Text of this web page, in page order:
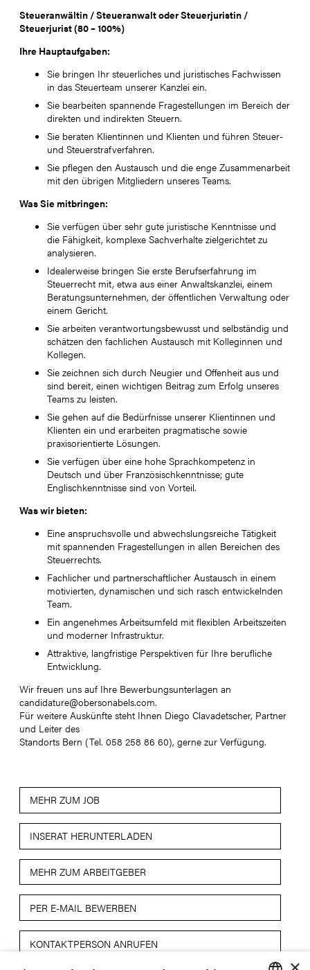
MEHR ZUM JOB
INSERAT HERUNTERLADEN
MEHR ZUM ARBEITGEBER
PER E-MAIL BEWERBEN
KONTAKTPERSON ANRUFEN
Steueranwältin / Steueranwalt oder Steuerjuristin /
Steuerjurist (80 – 100%)
Ihre Hauptaufgaben:
Sie bringen Ihr steuerliches und juristisches Fachwissen
in das Steuerteam unserer Kanzlei ein.
Sie bearbeiten spannende Fragestellungen im Bereich der
direkten und indirekten Steuern.
Sie beraten Klientinnen und Klienten und führen Steuer-
und Steuerstrafverfahren.
Sie pflegen den Austausch und die enge Zusammenarbeit
mit den übrigen Mitgliedern unseres Teams.
Was Sie mitbringen:
Sie verfügen über sehr gute juristische Kenntnisse und
die Fähigkeit, komplexe Sachverhalte zielgerichtet zu
analysieren.
Idealerweise bringen Sie erste Berufserfahrung im
Steuerrecht mit, etwa aus einer Anwaltskanzlei, einem
Beratungsunternehmen, der öffentlichen Verwaltung oder
einem Gericht.
Sie arbeiten verantwortungsbewusst und selbständig und
schätzen den fachlichen Austausch mit Kolleginnen und
Kollegen.
Sie zeichnen sich durch Neugier und Offenheit aus und
sind bereit, einen wichtigen Beitrag zum Erfolg unseres
Teams zu leisten.
Sie gehen auf die Bedürfnisse unserer Klientinnen und
Klienten ein und erarbeiten pragmatische sowie
praxisorientierte Lösungen.
Sie verfügen über eine hohe Sprachkompetenz in
Deutsch und über Französischkenntnisse; gute
Englischkenntnisse sind von Vorteil.
Was wir bieten:
Eine anspruchsvolle und abwechslungsreiche Tätigkeit
mit spannenden Fragestellungen in allen Bereichen des
Steuerrechts.
Fachlicher und partnerschaftlicher Austausch in einem
motivierten, dynamischen und sich rasch entwickelnden
Team.
Ein angenehmes Arbeitsumfeld mit flexiblen Arbeitszeiten
und moderner Infrastruktur.
Attraktive, langfristige Perspektiven für Ihre berufliche
Entwicklung.
Wir freuen uns auf Ihre Bewerbungsunterlagen an
candidature@obersonabels.com.
Für weitere Auskünfte steht Ihnen Diego Clavadetscher, Partner
und Leiter des
Standorts Bern (Tel. 058 258 86 60), gerne zur Verfügung.